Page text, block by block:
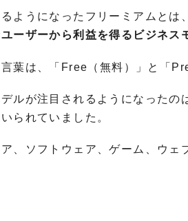
ようになったフリーミアムとは
ーザーから利益を得るビジネス
葉は、「Free（無料）」と「
ルが注目されるようになった
られていました。
、ソフトウェア、ゲーム、ウェ